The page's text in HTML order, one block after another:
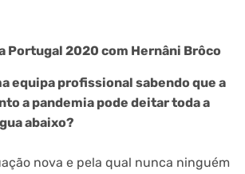
Portugal 2020 com Hernâni Brôco
equipa profissional sabendo que a
a pandemia pode deitar toda a
abaixo?
nova e pela qual nunca ninguém